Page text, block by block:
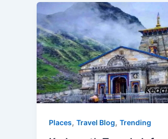
Places, Travel Blog, Trending